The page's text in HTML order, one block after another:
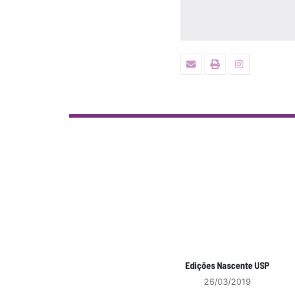
Edições Nascente USP
26/03/2019